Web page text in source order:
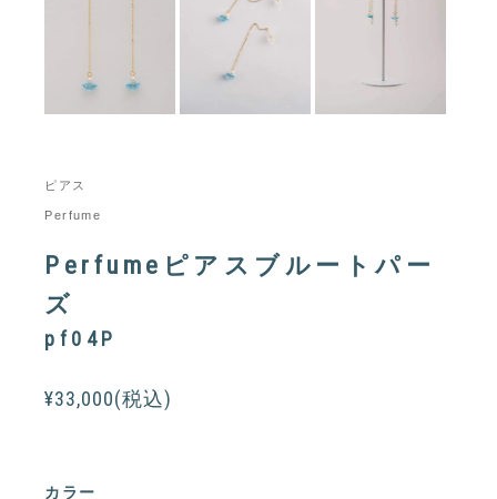
ピアス
Perfume
Perfumeピアスブルートパー
ズ
pf04P
¥33,000(税込)
カラー